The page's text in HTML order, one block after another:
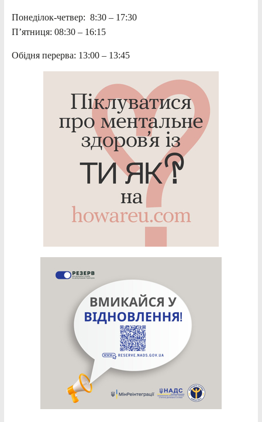
Понеділок-четвер: 8:30 – 17:30
П’ятниця: 08:30 – 16:15
Обідня перерва: 13:00 – 13:45